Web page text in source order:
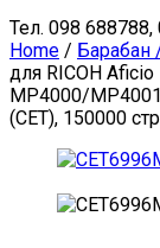
Тел. 098 688788,
Home /
для RICOH Aficio
MP4000/
(CET), 150000